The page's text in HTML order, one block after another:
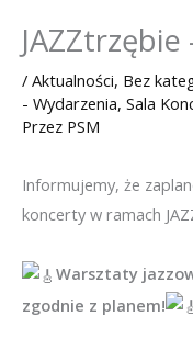
JAZZtrzębie
/ Aktualności, Bez
- Wydarzenia, Sala
Przez PSM
Informujemy, że
koncerty w ramach
Warsztaty
zgodnie z planem!